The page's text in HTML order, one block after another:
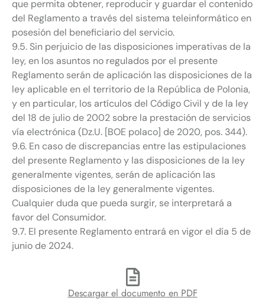
que permita obtener, reproducir y guardar el contenido
del Reglamento a través del sistema teleinformático en
posesión del beneficiario del servicio.
9.5. Sin perjuicio de las disposiciones imperativas de la
ley, en los asuntos no regulados por el presente
Reglamento serán de aplicación las disposiciones de la
ley aplicable en el territorio de la República de Polonia,
y en particular, los artículos del Código Civil y de la ley
del 18 de julio de 2002 sobre la prestación de servicios
vía electrónica (Dz.U. [BOE polaco] de 2020, pos. 344).
9.6. En caso de discrepancias entre las estipulaciones
del presente Reglamento y las disposiciones de la ley
generalmente vigentes, serán de aplicación las
disposiciones de la ley generalmente vigentes.
Cualquier duda que pueda surgir, se interpretará a
favor del Consumidor.
9.7. El presente Reglamento entrará en vigor el día 5 de
junio de 2024.
Descargar el documento en PDF